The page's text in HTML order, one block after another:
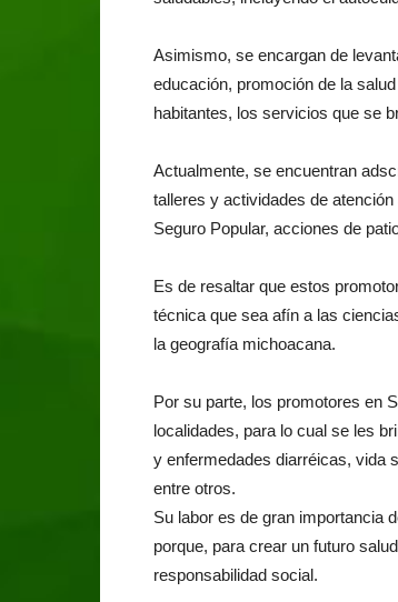
Asimismo, se encargan de
educación, promoción de la
habitantes, los servicios que se
Actualmente, se encuentran
talleres y actividades de
Seguro Popular, acciones de
Es de resaltar que estos
técnica que sea afín a las
la geografía michoacana.
Por su parte, los promotores en
localidades, para lo cual se les
y enfermedades diarréicas, vida
entre otros.
Su labor es de gran importancia
porque, para crear un futuro
responsabilidad social.